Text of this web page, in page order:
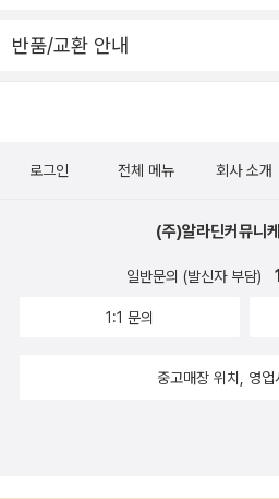
고전을 번역한다는 것은 쉬운 일이 아
게 번역에 심혈을 기울인 결과, 역설
은 것 같다. 내 문해력의 문제도 있겠
나 그만큼 고집스럽게 원문을 해치지
전, 특히 『두이노의 비가』처럼 단어나
한 작품의 경우, 이러한 번역 방식이 더
반품/교환 안내
로그인 전체 메뉴 회사 소개
(주)알라딘커뮤니
일반문의 (발신자 부담)
1:1 문의
중고매장 위치, 영업